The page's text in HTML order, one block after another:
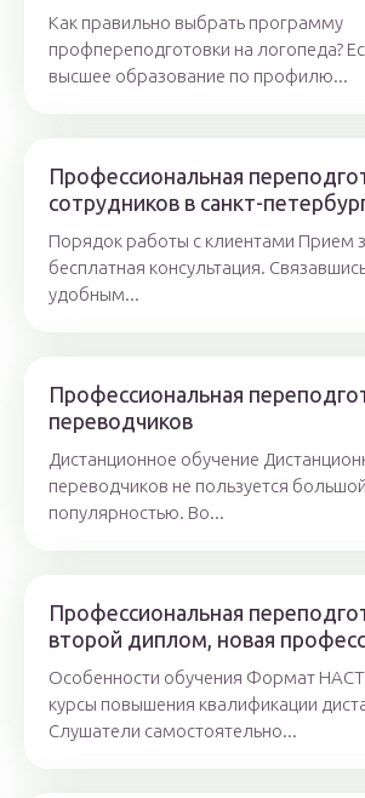
Как правильно выбрать программу
профпереподготовки на логопеда?
высшее образование по профилю...
Профессиональная
сотрудников в санкт-
Порядок работы с клиентами Прием
бесплатная консультация.
удобным...
Профессиональная
переводчиков
Дистанционное обучение
переводчиков не пользуется большой
популярностью. Во...
Профессиональная
второй диплом, новая
Особенности обучения Формат
курсы повышения квалификации
Слушатели самостоятельно...